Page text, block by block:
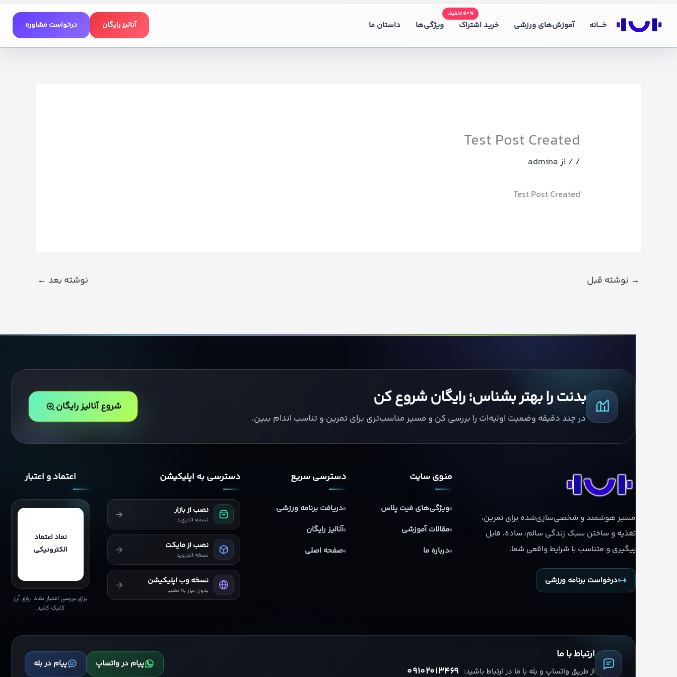
خــــانه آموزش‌های ورزشی خرید اشتراک
۵۰٪ تخفیف
ویژگی‌ها داستان ما آنالیز رایگان درخواست مشاوره
Test Post Created
/ / ازadmina
Test Post Created
→ نوشته قبل نوشته بعد ←
بدنت را بهتر بشناس؛ رایگان شروع کن
در چند دقیقه وضعیت اولیه‌ات را بررسی کن و مسیر مناسب‌تری برای تمرین و تناسب اندام ببین.
شروع آنالیز رایگان
مسیر هوشمند و شخصی‌سازی‌شده برای تمرین،
تغذیه و ساختن سبک زندگی سالم؛ ساده، قابل
پیگیری و متناسب با شرایط واقعی شما.
درخواست برنامه ورزشی
منوی سایت
ویژگی‌های فیت پلاس
مقالات آموزشی
درباره ما
دسترسی سریع
دریافت برنامه ورزشی
آنالیز رایگان
صفحه اصلی
دسترسی به اپلیکیشن
نصب از بازار
نسخه اندروید
نصب از مایکت
نسخه اندروید
نسخه وب اپلیکیشن
بدون نیاز به نصب
اعتماد و اعتبار
نماد اعتماد
الکترونیکی
برای بررسی اعتبار نماد، روی آن
کلیک کنید.
ارتباط با ما
از طریق واتساپ و بله با ما در ارتباط باشید: 09102013469
پیام در واتساپ پیام در بله